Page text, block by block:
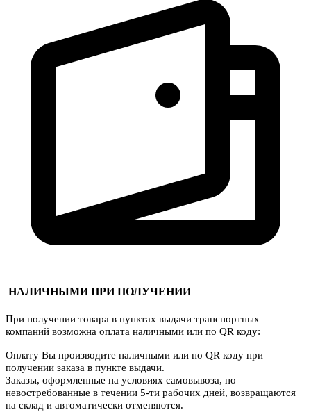
НАЛИЧНЫМИ ПРИ ПОЛУЧЕНИИ
При получении товара в пунктах выдачи транспортных
компаний возможна оплата наличными или по QR коду:
Оплату Вы производите наличными или по QR коду при
получении заказа в пункте выдачи.
Заказы, оформленные на условиях самовывоза, но
невостребованные в течении 5-ти рабочих дней, возвращаются
на склад и автоматически отменяются.